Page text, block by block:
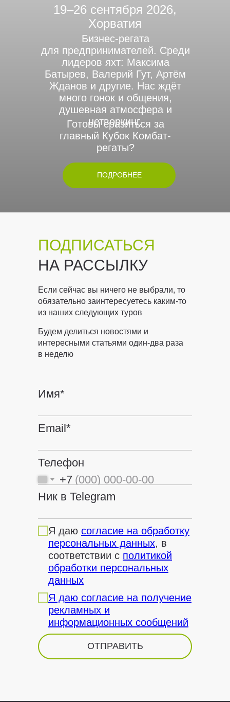
19–26 сентября 2026,
Хорватия
Бизнес-регата
для предпринимателей. Среди
лидеров яхт: Максима
Батырев, Валерий Гут, Артём
Жданов и другие. Нас ждёт
много гонок и общения,
душевная атмосфера и
нетворкинг.
Готовы сразиться за
главный Кубок Комбат-
регаты?
ПОДРОБНЕЕ
ПОДПИСАТЬСЯ
НА РАССЫЛКУ
Если сейчас вы ничего не выбрали, то
обязательно заинтересуетесь каким-то
из наших следующих туров
Имя*
Email*
Телефон
+7
Ник в Telegram
Я даю согласие на обработку
персональных данных, в
соответствии с политикой
обработки персональных
данных
Я даю согласие на получение
рекламных и
информационных сообщений
ОТПРАВИТЬ
Будем делиться новостями и
интересными статьями один-два раза
в неделю